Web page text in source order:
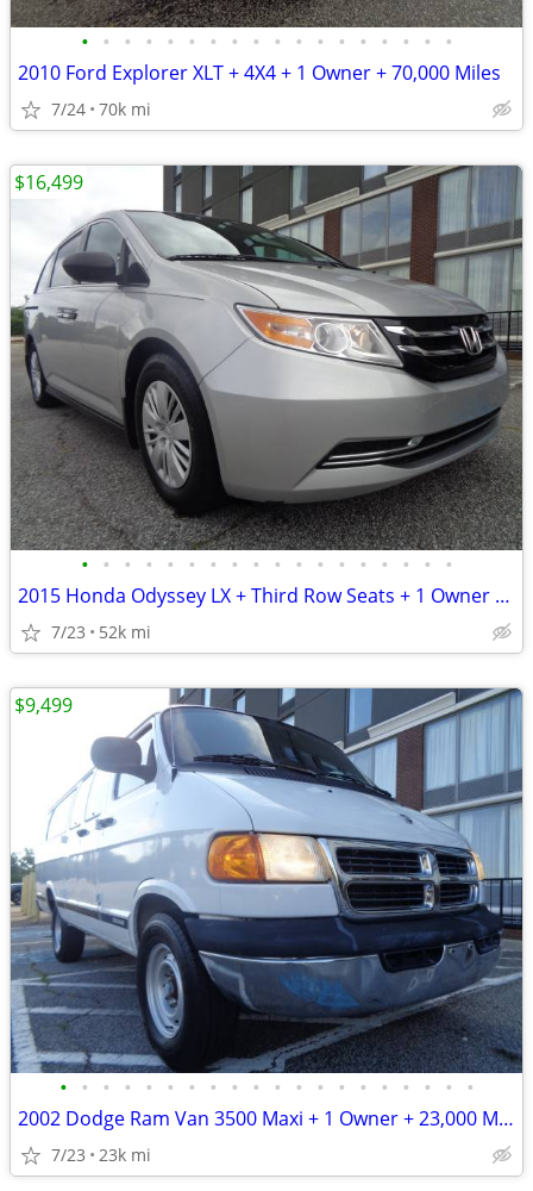
• • • • • • • • • • • • • • • • • •
2010 Ford Explorer XLT + 4X4 + 1 Owner + 70,000 Miles
7/24 70k mi
• • • • • • • • • • • • • • • • • •
2015 Honda Odyssey LX + Third Row Seats + 1 Owner + 52,000 Miles
7/23 52k mi
$16,499
• • • • • • • • • • • • • • • • • • • •
2002 Dodge Ram Van 3500 Maxi + 1 Owner + 23,000 Miles
7/23 23k mi
$9,499